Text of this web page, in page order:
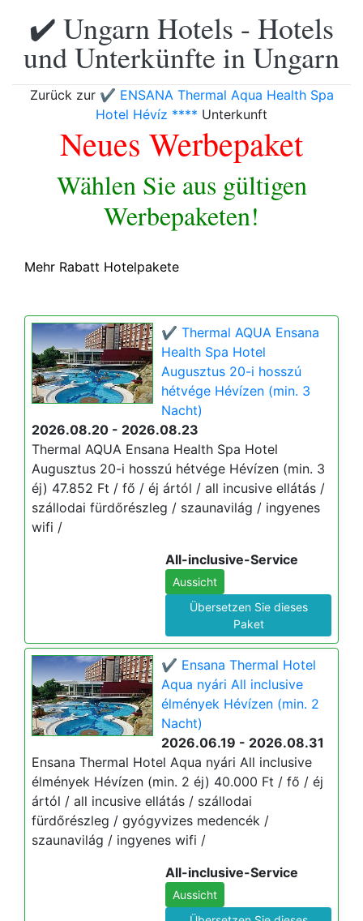
✔️ Ungarn Hotels - Hotels
und Unterkünfte in Ungarn
Zurück zur ✔️ ENSANA Thermal Aqua Health Spa
Hotel Hévíz **** Unterkunft
Neues Werbepaket
Wählen Sie aus gültigen
Werbepaketen!
Mehr Rabatt Hotelpakete
✔️ Thermal AQUA Ensana
Health Spa Hotel
Augusztus 20-i hosszú
hétvége Hévízen (min. 3
Nacht)
2026.08.20 - 2026.08.23
Thermal AQUA Ensana Health Spa Hotel
Augusztus 20-i hosszú hétvége Hévízen (min. 3
éj) 47.852 Ft / fő / éj ártól / all incusive ellátás /
szállodai fürdőrészleg / szaunavilág / ingyenes
wifi /
All-inclusive-Service
Aussicht
Übersetzen Sie dieses
Paket
✔️ Ensana Thermal Hotel
Aqua nyári All inclusive
élmények Hévízen (min. 2
Nacht)
2026.06.19 - 2026.08.31
Ensana Thermal Hotel Aqua nyári All inclusive
élmények Hévízen (min. 2 éj) 40.000 Ft / fő / éj
ártól / all incusive ellátás / szállodai
fürdőrészleg / gyógyvizes medencék /
szaunavilág / ingyenes wifi /
All-inclusive-Service
Aussicht